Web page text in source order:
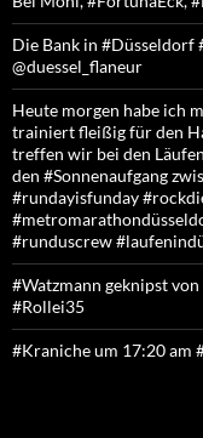
Die Bank in
@duessel_flaneur
Heute morgen habe ich
trainiert fleißig für den
treffen wir bei den
den #Sonnenaufgang
#rundayisfunday
#runduscrew
#Watzmann geknipst
#Rollei35
#Kraniche um 17:20 am